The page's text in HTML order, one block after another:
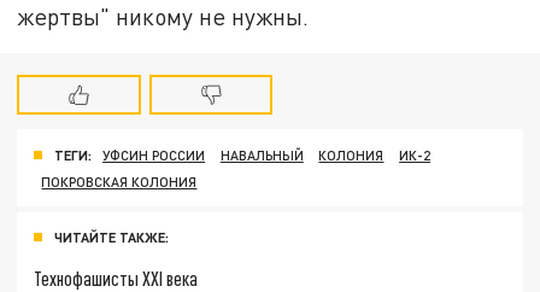
жертвы" никому не нужны.
ТЕГИ: УФСИН РОССИИ НАВАЛЬНЫЙ КОЛОНИЯ
ИК-2
ПОКРОВСКАЯ КОЛОНИЯ
ЧИТАЙТЕ ТАКЖЕ:
Технофашисты XXI века